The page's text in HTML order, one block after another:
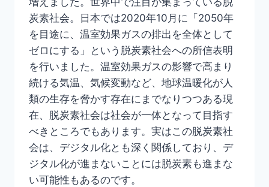
炭素社会。日本では2020年10月に「2050年
を目途に、温室効果ガスの排出を全体として
ゼロにする」という脱炭素社会への所信表明
を行いました。温室効果ガスの影響で高まり
続ける気温、気候変動など、地球温暖化が人
類の生存を脅かす存在にまでなりつつある現
在、脱炭素社会は社会が一体となって目指す
べきところでもあります。実はこの脱炭素社
会は、デジタル化とも深く関係しており、デ
ジタル化が進まないことには脱炭素も進まな
い可能性もあるのです。